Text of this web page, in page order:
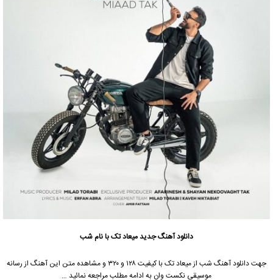
دانلود آهنگ جدیدمیعاد تک با نام شب
جهت دانلود آهنگ شب از میعاد تک با کیفیت ۱۲۸ و ۳۲۰ و مشاهده متن این آهنگ از رسانه
موسیقی نکست وان به ادامه مطلب مراجعه نمائید …